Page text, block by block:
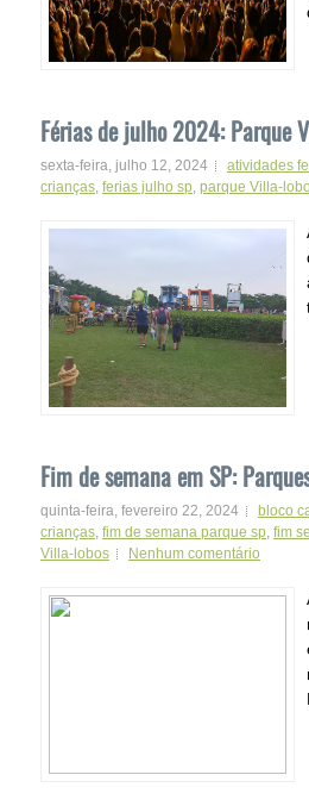
Férias de julho 2024: Parque
sexta-feira, julho 12, 2024 atividades
crianças ferias julho sp parque Villa-
Fim de semana em SP:
quinta-feira, fevereiro 22, 2024 bloco
crianças fim de semana parque sp fim
Villa-lobos
Nenhum comentário